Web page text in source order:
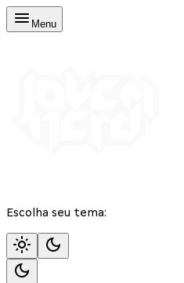
Menu
Escolha seu tema: